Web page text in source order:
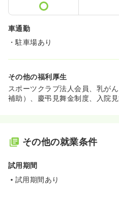
車通勤
・駐車場あり
その他の福利厚生
スポーツクラブ法人会員、乳が
補助）、慶弔見舞金制度、入院
その他の就業条件
試用期間
試用期間あり